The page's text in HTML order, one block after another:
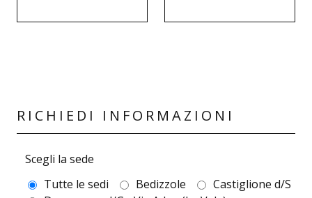
RICHIEDI INFORMAZIONI
Scegli la sede
Tutte le sedi
Bedizzole
Castiglione d/S